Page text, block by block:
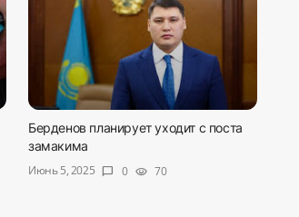
Берденов планирует уходит с поста
замакима
Июнь 5, 2025
chat_bubble 0 visibility 70